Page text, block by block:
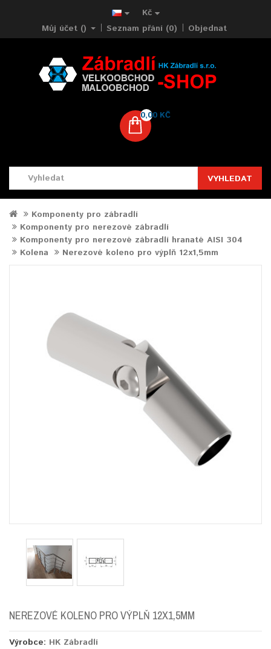
Kč
Můj účet ()
Seznam přání (0) Objednat
0,00 KČ
VYHLEDAT
Komponenty pro zábradlí
Komponenty pro nerezové zábradlí
Komponenty pro nerezové zábradlí hranaté AISI 304
Kolena
Nerezové koleno pro výplň 12x1,5mm
NEREZOVÉ KOLENO PRO VÝPLŇ 12X1,5MM
Výrobce: HK Zábradlí